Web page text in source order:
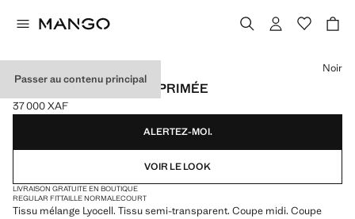
Passer au contenu principal
JUPE SUPERPOSÉE IMPRIMÉE
Prix actuel [37 000 XAF ]
37 000 XAF
Choisissez une couleur
Noir
ALERTEZ-MOI.
VOIR LE LOOK
LIVRAISON GRATUITE EN BOUTIQUE
REGULAR FITTAILLE NORMALECOURT
Tissu mélange Lyocell. Tissu semi-transparent. Coupe midi. Coupe